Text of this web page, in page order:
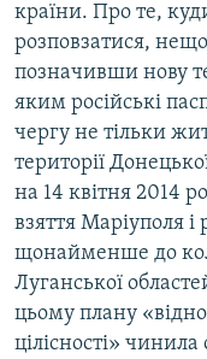
країни. Про те,
розповзатися,
позначивши нову
яким російські
чергу не тільки
території
на 14 квітня 2014
взяття Маріуполя
щонайменше до
Луганської
цьому плану
цілісності»